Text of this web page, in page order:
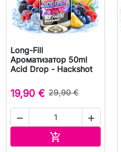
Long-Fill
Ароматизатор 50ml
Acid Drop - Hackshot
19,90 € 29,90 €
 
